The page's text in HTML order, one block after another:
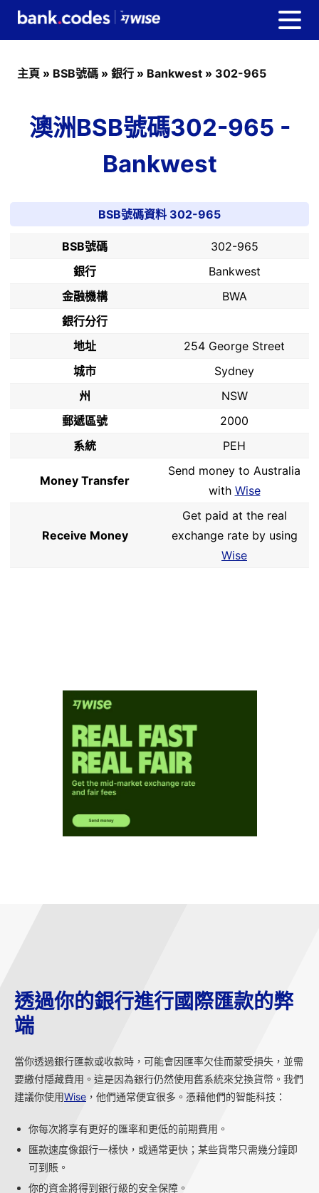
主頁 » BSB號碼 » 銀行 » Bankwest » 302-965
澳洲BSB號碼302-965 -
Bankwest
BSB號碼資料 302-965
BSB號碼
302-965
銀行
Bankwest
金融機構
BWA
銀行分行
地址
254 George Street
城市
Sydney
州
NSW
郵遞區號
2000
系統
PEH
Money Transfer
Send money to Australia
with Wise
Receive Money
Get paid at the real
exchange rate by using
Wise
透過你的銀行進行國際匯款的弊
端
當你透過銀行匯款或收款時，可能會因匯率欠佳而蒙受損失，並需
要繳付隱藏費用。這是因為銀行仍然使用舊系統來兌換貨幣。我們
建議你使用Wise ，他們通常便宜很多。憑藉他們的智能科技：
你每次將享有更好的匯率和更低的前期費用。
匯款速度像銀行一樣快，或通常更快；某些貨幣只需幾分鐘即
可到賬。
你的資金將得到銀行級的安全保障。